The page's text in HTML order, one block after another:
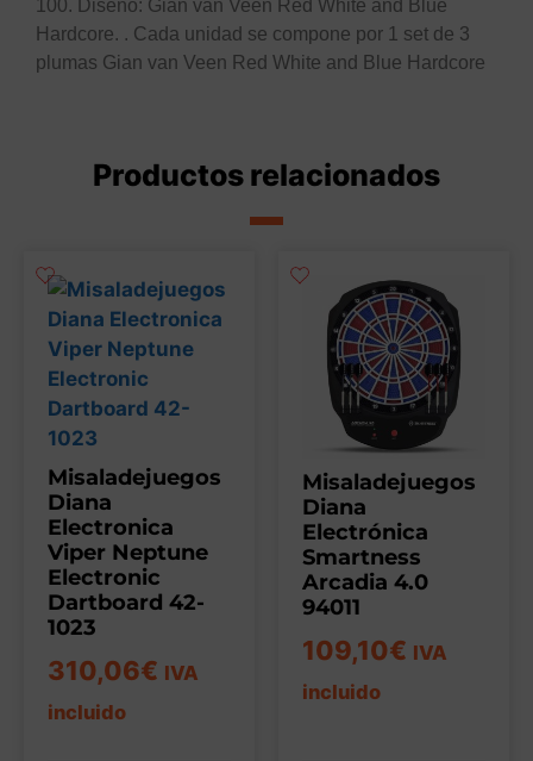
100. Diseño: Gian van Veen Red White and Blue
Hardcore. . Cada unidad se compone por 1 set de 3
plumas Gian van Veen Red White and Blue Hardcore
Productos relacionados
Misaladejuegos
Diana
Electronica
Viper Neptune
Electronic
Dartboard 42-
1023
310,06€ IVA
incluido
Misaladejuegos
Diana
Electrónica
Smartness
Arcadia 4.0
94011
109,10€ IVA
incluido